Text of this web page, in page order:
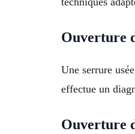
Ouverture
Une serrure
effectue un
Ouverture